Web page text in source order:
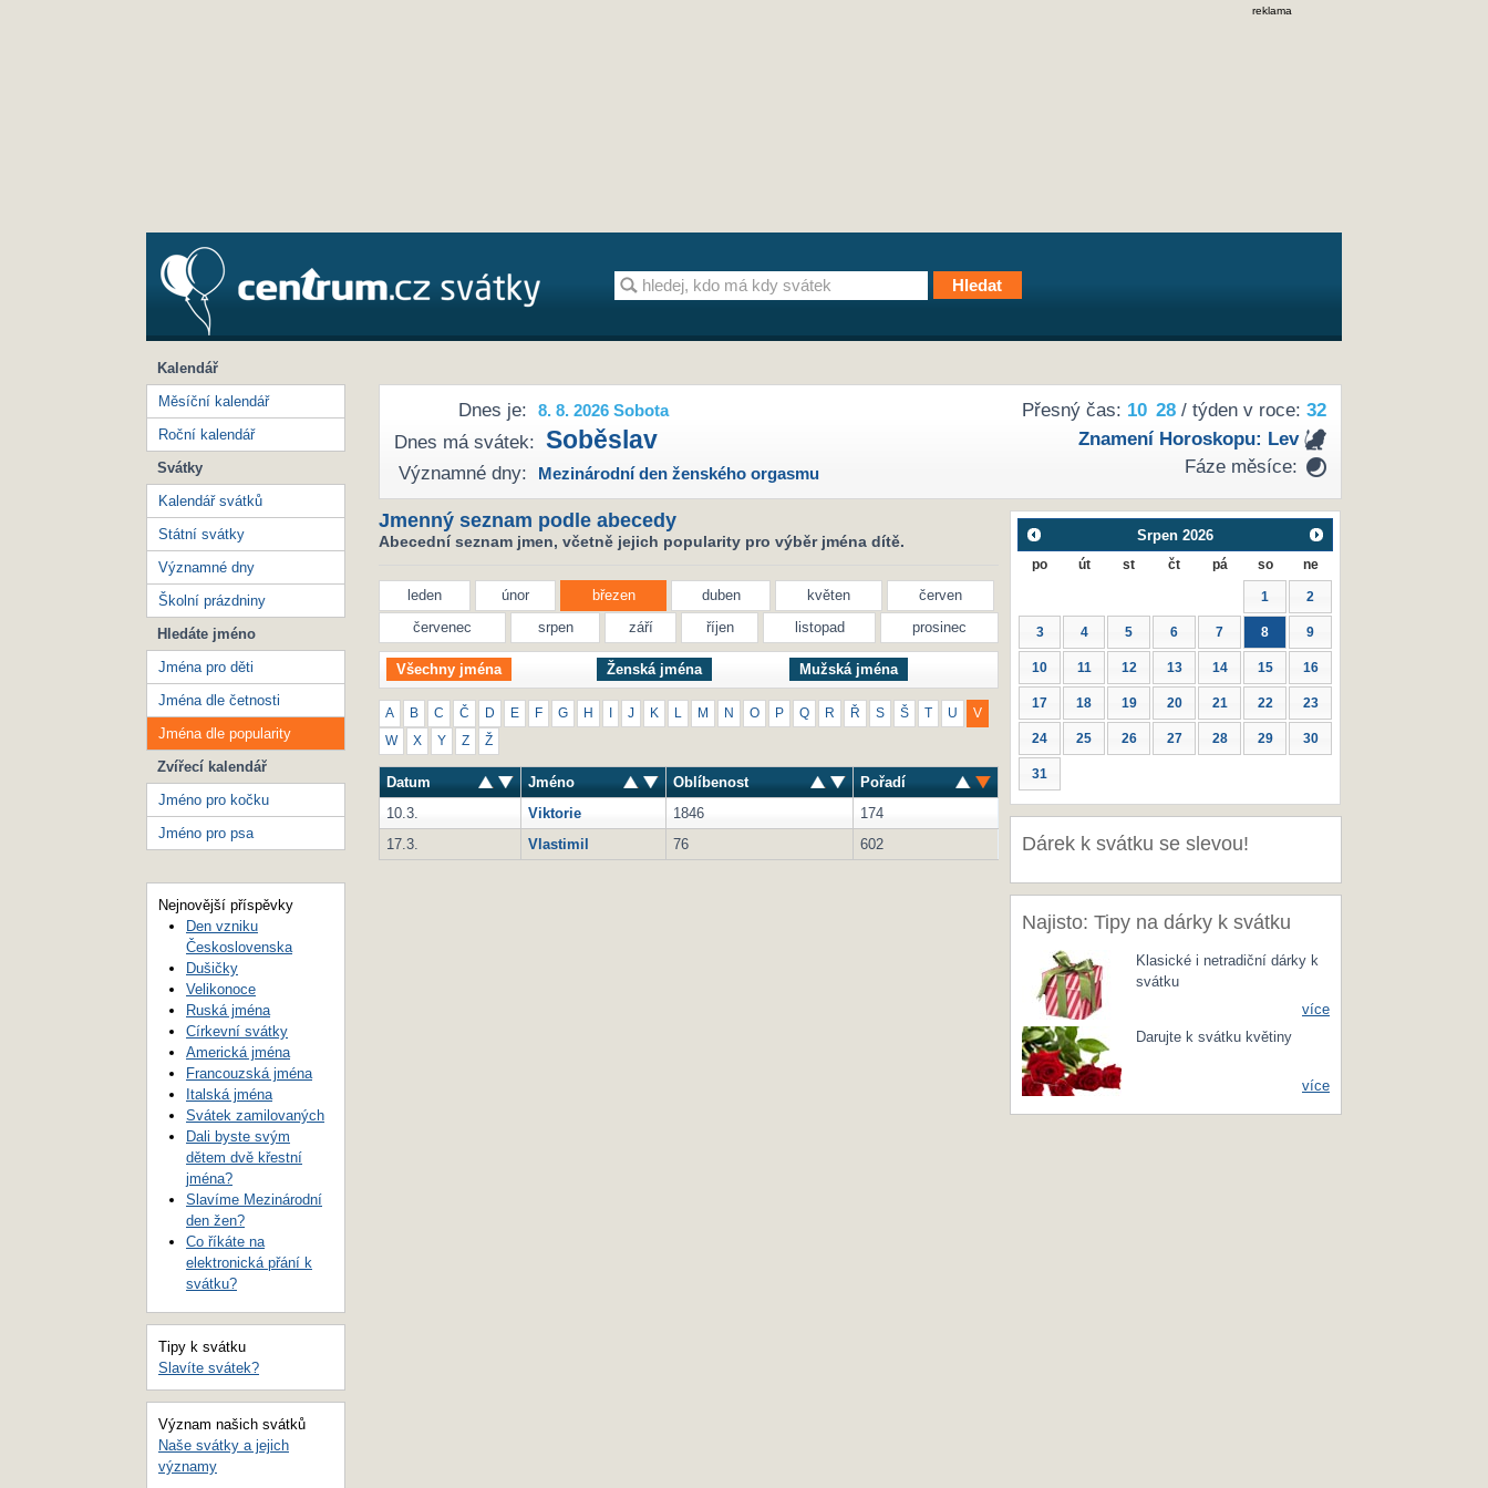
reklama
Přesný čas: 10 28/ týden v roce: 32
Znamení Horoskopu: Lev
Fáze měsíce:
Dnes je: 8. 8. 2026 Sobota
Dnes má svátek: Soběslav
Významné dny: Mezinárodní den ženského orgasmu
Jmenný seznam podle abecedy
Abecední seznam jmen, včetně jejich popularity pro výběr jména dítě.
leden únor březen duben květen
červen
červenec
srpen září říjen listopad prosinec
Všechny jména Ženská jména Mužská jména
A B C Č D E F G H J K M N O P Q R Ř S Š T U V
W X Y Z Ž
Datum Jméno Oblíbenost
Pořadí
10.3.
Viktorie 1846
174
17.3.
Vlastimil 76 602
Srpen 2026
po út st čt pá so ne
1 2
3 4 5 6 7 8 9
10 11 12 13 14 15 16
17 18 19 20 21 22 23
24 25 26 27 28 29 30
31
Dárek k svátku se slevou!
Najisto: Tipy na dárky k svátku
Klasické i netradiční dárky k
svátku
více
Darujte k svátku květiny
více
Kalendář
Měsíční kalendář
Roční kalendář
Svátky
Kalendář svátků
Státní svátky
Významné dny
Školní prázdniny
Hledáte jméno
Jména pro děti
Jména dle četnosti
Jména dle popularity
Zvířecí kalendář
Jméno pro kočku
Jméno pro psa
Nejnovější příspěvky
Den vzniku
Československa
Dušičky
Velikonoce
Ruská jména
Církevní svátky
Americká jména
Francouzská jména
Italská jména
Svátek zamilovaných
Dali byste svým
dětem dvě křestní
jména?
Slavíme Mezinárodní
den žen?
Co říkáte na
elektronická přání k
svátku?
Tipy k svátku
Slavíte svátek?
Význam našich svátků
Naše svátky a jejich
významy